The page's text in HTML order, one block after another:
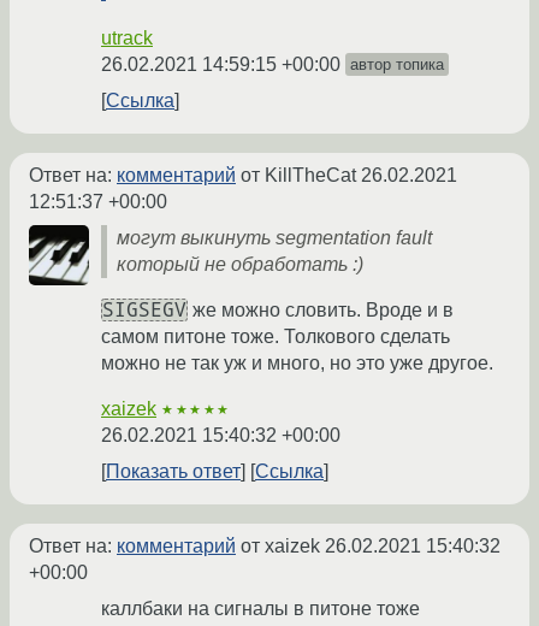
utrack
26.02.2021 14:59:15 +00:00 автор топика
Ссылка
Ответ на: комментарий от KillTheCat26.02.2021
12:51:37 +00:00
могут выкинуть segmentation fault
который не обработать :)
SIGSEGV же можно словить. Вроде и в
самом питоне тоже. Толкового сделать
можно не так уж и много, но это уже другое.
xaizek ★★★★★
26.02.2021 15:40:32 +00:00
Показать ответ
Ссылка
Ответ на: комментарий от xaizek 26.02.2021 15:40:32
+00:00
каллбаки на сигналы в питоне тоже